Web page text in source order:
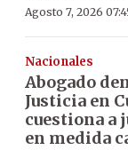
Agosto 7, 2026
Nacionales
Abogado
Justicia en
cuestiona a
en medida